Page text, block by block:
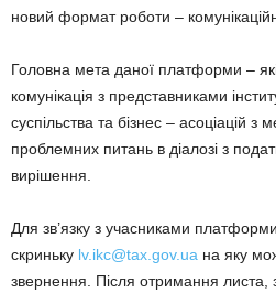
новий формат роботи –
Головна мета даної платформи –
комунікація з представниками
суспільства та бізнес – асоціацій
проблемних питань в діалозі з
вирішення.
Для зв’язку з учасниками
скриньку lv.ikc@tax.gov.ua на яку
звернення. Після отримання листа,